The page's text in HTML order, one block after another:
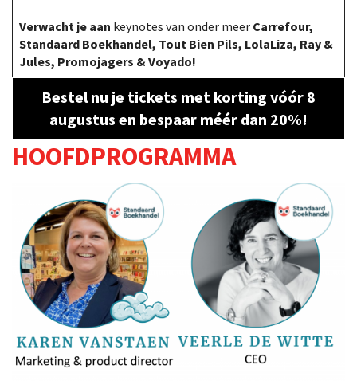
Verwacht je aan keynotes van onder meer Carrefour,
Standaard Boekhandel, Tout Bien Pils, LolaLiza, Ray &
Jules, Promojagers & Voyado!
Bestel nu je tickets met korting vóór 8
augustus en bespaar méér dan 20%!
HOOFDPROGRAMMA